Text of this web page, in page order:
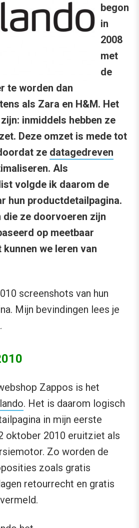
begon
in
2008
met
de
te worden dan
als Zara en H&M. Het
inmiddels hebben ze
Deze omzet is mede tot
ze datagedreven
Als
volgde ik daarom de
hun productdetailpagina.
die ze doorvoeren zijn
op meetbaar
we leren van
screenshots van hun
Mijn bevindingen lees je
Zappos is het
. Het is daarom logisch
in mijn eerste
oktober 2010 eruitziet als
Zo worden de
zoals gratis
retourrecht en gratis